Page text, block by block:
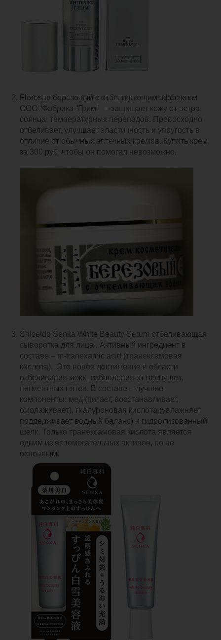
Floresan березовый с отбеливающим эффектом
ООО “Фабрика “Грим” – защищает кожу от ветра,
солнца, температурных перепадов. Превосходно
отбеливает, улучшает эластичность и упругость в
отличие от обычных аптечных кремов. Купить крем
за 300 руб, чтобы он помогал невозможно.
Shiseido Senka White Beauty Serum отбеливающая
сыворотка для лица . Активный ингредиент в
составе – m-tranexamic acid (транексамовая
кислота). Это новое достижение в области
отбеливания кожи, избавления от веснушек,
пигментных пятен. В составе – лучшие
компоненты: мед (питает, восстанавливает,
омолаживает), гиалуроновая кислота (увлажняет,
поддерживает водный баланс) и гидролизованный
шелк. Только транексамовая кислота является
одним из вспомогательных активов, но не
основным.